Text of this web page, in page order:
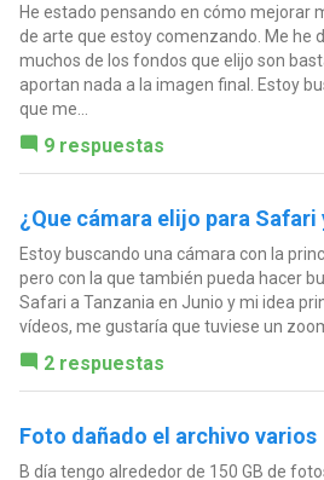
He estado pensando en cómo mejorar
de arte que estoy comenzando. Me he
muchos de los fondos que elijo son
aportan nada a la imagen final. Estoy
que me...
9 respuestas
¿Que cámara elijo para Safari
Estoy buscando una cámara con la
pero con la que también pueda hacer
Safari a Tanzania en Junio y mi idea
vídeos, me gustaría que tuviese un
2 respuestas
Foto dañado el archivo varios
B día tengo alrededor de 150 GB de